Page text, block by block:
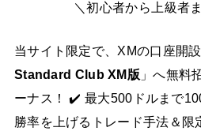
＼初心者から上級者
当サイト限定で、XMの口座開
Standard Club XM版 」へ無料
ーナス！ ✔️ 最大500ドルまで
勝率を上げるトレード手法＆限